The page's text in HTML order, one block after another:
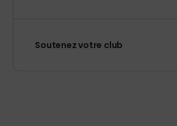
Soutenez votre club